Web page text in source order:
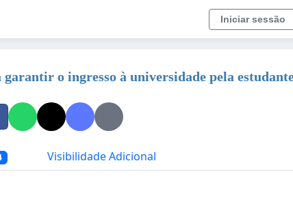
Iniciar sessão
o ingresso à universidade pela
Visibilidade Adicional